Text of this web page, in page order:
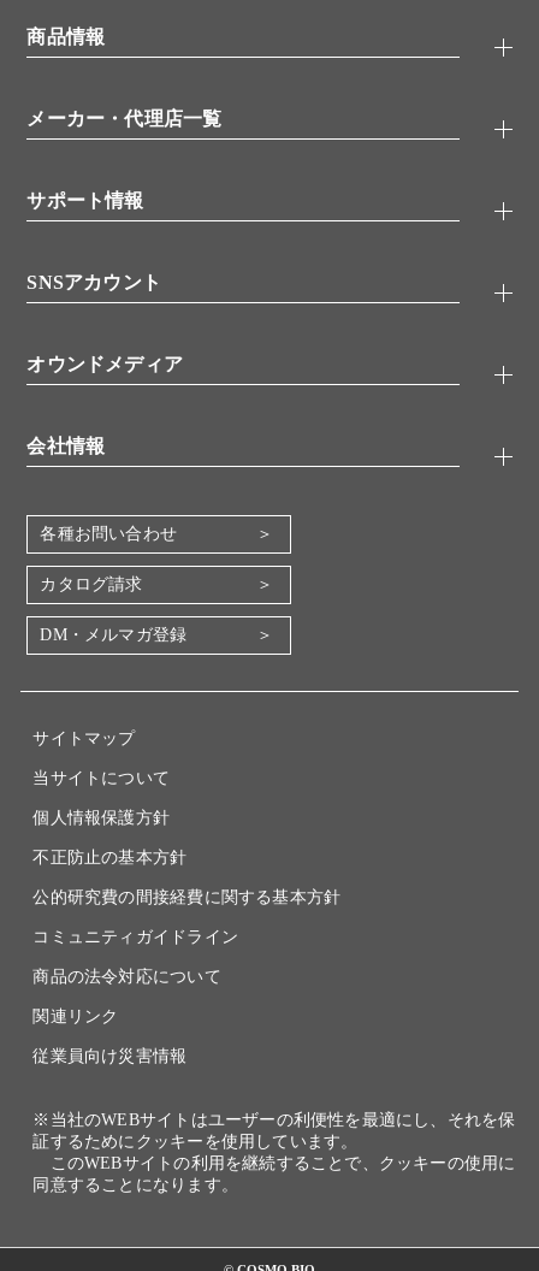
ELISA/ELISpot検索
品番検索
無料サンプル
ウェビナー （オンラインセミナー）
学会・展示スケジュール
商品情報
抗体
シグナル伝達
糖類／レクチン
分子生物
バイオメディカル(環境・食品)
機器・消耗品
メーカー・代理店一覧
代理店
サポート情報
アプリケーションノート
書類ダウンロード
SNSアカウント
YouTube
オウンドメディア
会社情報
会社概要
地図・アクセス（本社）
IR情報
電子公告
各種お問い合わせ
カタログ請求
DM・メルマガ登録
サイトマップ
当サイトについて
個人情報保護方針
不正防止の基本方針
公的研究費の間接経費に関する基本方針
コミュニティガイドライン
商品の法令対応について
関連リンク
従業員向け災害情報
※当社のWEBサイトはユーザーの利便性を最適にし、それを保
証するためにクッキーを使用しています。
このWEBサイトの利用を継続することで、クッキーの使用に
同意することになります。